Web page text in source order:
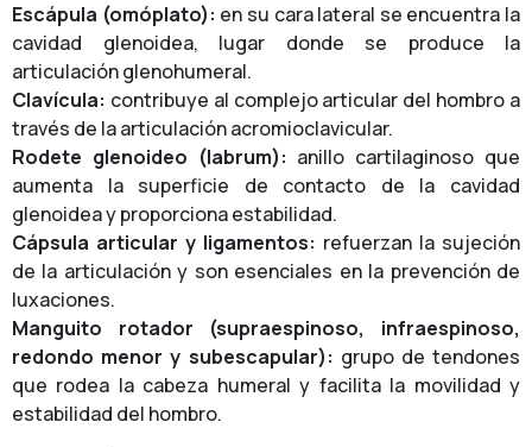
Escápula (omóplato): en su cara lateral se encuentra la
cavidad glenoidea, lugar donde se produce la
articulación glenohumeral.
Clavícula: contribuye al complejo articular del hombro a
través de la articulación acromioclavicular.
Rodete glenoideo (labrum): anillo cartilaginoso que
aumenta la superficie de contacto de la cavidad
glenoidea y proporciona estabilidad.
Cápsula articular y ligamentos: refuerzan la sujeción
de la articulación y son esenciales en la prevención de
luxaciones.
Manguito rotador (supraespinoso, infraespinoso,
redondo menor y subescapular): grupo de tendones
que rodea la cabeza humeral y facilita la movilidad y
estabilidad del hombro.